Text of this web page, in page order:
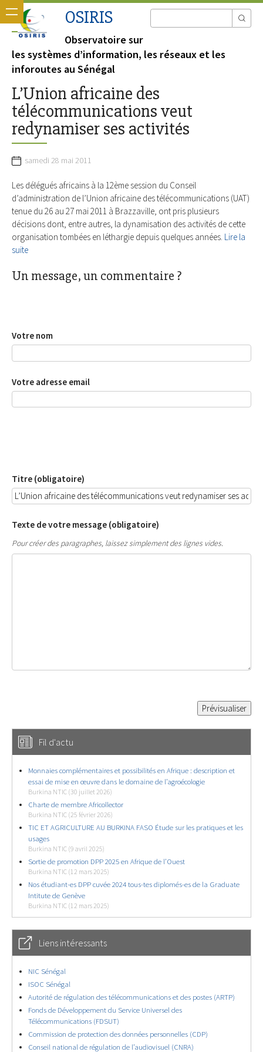
OSIRIS
Observatoire sur
les systèmes d’information, les réseaux et les
inforoutes au Sénégal
L’Union africaine des
télécommunications veut
redynamiser ses activités
samedi 28 mai 2011
Les délégués africains à la 12ème session du Conseil
d’administration de l’Union africaine des télécommunications (UAT)
tenue du 26 au 27 mai 2011 à Brazzaville, ont pris plusieurs
décisions dont, entre autres, la dynamisation des activités de cette
organisation tombées en léthargie depuis quelques années. Lire la
suite
Un message, un commentaire ?
Votre nom
Votre adresse email
Titre (obligatoire)
Texte de votre message (obligatoire)
Pour créer des paragraphes, laissez simplement des lignes vides.
Fil d'actu
Monnaies complémentaires et possibilités en Afrique : description et
essai de mise en œuvre dans le domaine de l’agroécologie
Burkina NTIC (30 juillet 2026)
Charte de membre Africollector
Burkina NTIC (25 février 2026)
TIC ET AGRICULTURE AU BURKINA FASO Étude sur les pratiques et les
usages
Burkina NTIC (9 avril 2025)
Sortie de promotion DPP 2025 en Afrique de l’Ouest
Burkina NTIC (12 mars 2025)
Nos étudiant-es DPP cuvée 2024 tous-tes diplomés-es de la Graduate
Intitute de Genève
Burkina NTIC (12 mars 2025)
Liens intéressants
NIC Sénégal
ISOC Sénégal
Autorité de régulation des télécommunications et des postes (ARTP)
Fonds de Développement du Service Universel des
Télécommunications (FDSUT)
Commission de protection des données personnelles (CDP)
Conseil national de régulation de l’audiovisuel (CNRA)